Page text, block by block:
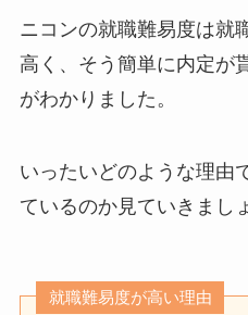
ニコンの就職難易度は就
高く、そう簡単に内定が
がわかりました。
いったいどのような理由
ているのか見ていきまし
就職難易度が高い理由